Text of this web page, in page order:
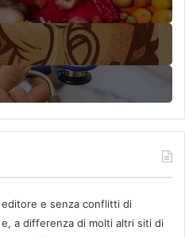
e senza conflitti di
a differenza di molti altri siti di